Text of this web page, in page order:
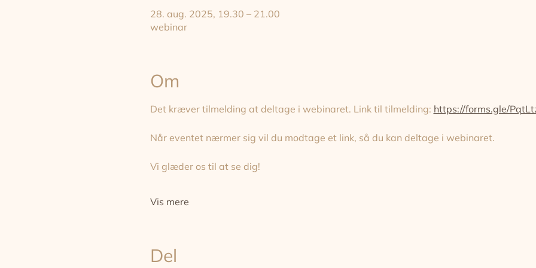
28. aug. 2025, 19.30 – 21.00
webinar
Om
Det kræver tilmelding at deltage i webinaret. Link til tilmelding: https://forms.gle/
Når eventet nærmer sig vil du modtage et link, så du kan deltage i webinaret.
Vi glæder os til at se dig!
Vis mere
Del